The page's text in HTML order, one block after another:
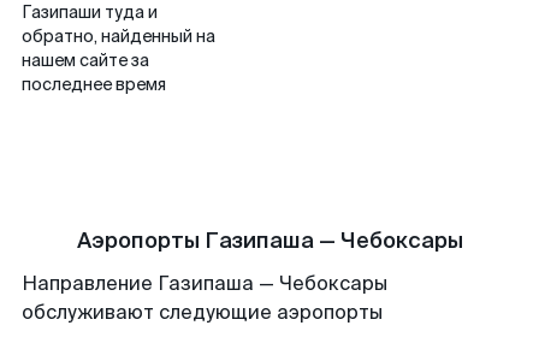
Газипаши туда и
обратно, найденный на
нашем сайте за
последнее время
Аэропорты Газипаша — Чебоксары
Направление Газипаша — Чебоксары
обслуживают следующие аэропорты